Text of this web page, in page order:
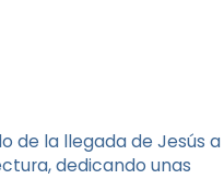
de la llegada de Jesús a
dedicando unas